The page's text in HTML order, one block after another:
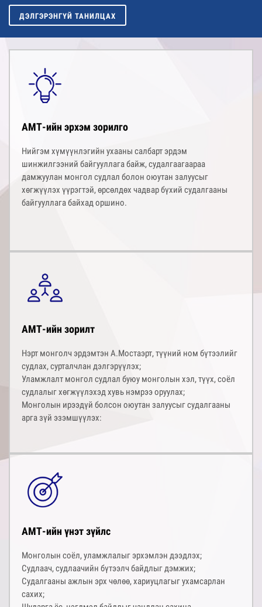
ДЭЛГЭРЭНГҮЙ ТАНИЛЦАХ
АМТ-ийн эрхэм зорилго
Нийгэм хүмүүнлэгийн ухааны салбарт эрдэм
шинжилгээний байгууллага байж, судалгаагаараа
дамжуулан монгол судлал болон оюутан залуусыг
хөгжүүлэх үүрэгтэй, өрсөлдөх чадвар бүхий судалгааны
байгууллага байхад оршино.
АМТ-ийн зорилт
Нэрт монголч эрдэмтэн А.Мостаэрт, түүний ном бүтээлийг
судлах, сурталчлан дэлгэрүүлэх;
Уламжлалт монгол судлал буюу монголын хэл, түүх, соёл
судлалыг хөгжүүлэхэд хувь нэмрээ оруулах;
Монголын ирээдүй болсон оюутан залуусыг судалгааны
арга зүй эзэмшүүлэх:
АМТ-ийн үнэт зүйлс
Монголын соёл, уламжлалыг эрхэмлэн дээдлэх;
Судлаач, судлаачийн бүтээлч байдлыг дэмжих;
Судалгааны ажлын эрх чөлөө, хариуцлагыг ухамсарлан
сахих;